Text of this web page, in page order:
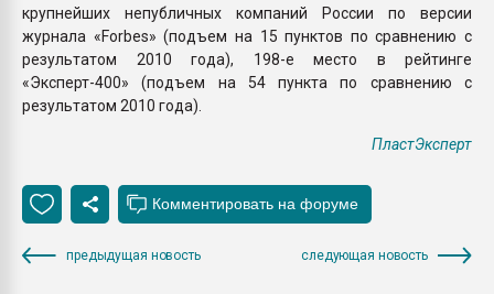
крупнейших непубличных компаний России по версии
журнала «Forbes» (подъем на 15 пунктов по сравнению с
результатом 2010 года), 198-е место в рейтинге
«Эксперт-400» (подъем на 54 пункта по сравнению с
результатом 2010 года).
ПластЭксперт
предыдущая новость следующая новость